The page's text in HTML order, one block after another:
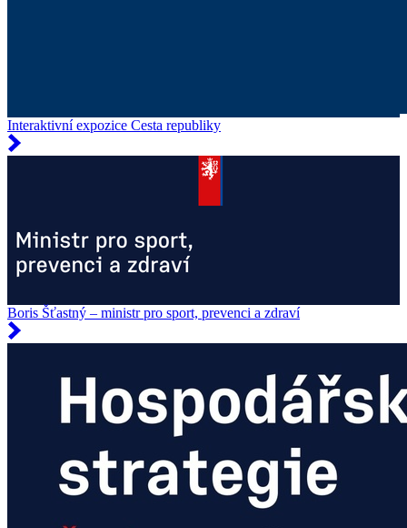
Interaktivní expozice Cesta republiky
Boris Šťastný – ministr pro sport, prevenci a zdraví